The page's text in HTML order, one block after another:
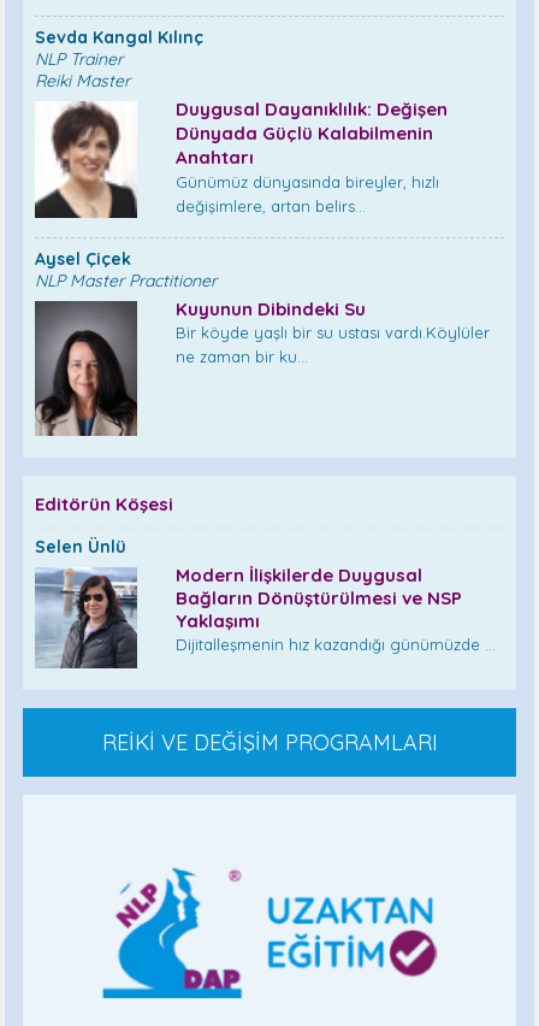
Sevda Kangal Kılınç
NLP Trainer
Reiki Master
Duygusal Dayanıklılık: Değişen
Dünyada Güçlü Kalabilmenin
Anahtarı
Günümüz dünyasında bireyler, hızlı
değişimlere, artan belirs...
Aysel Çiçek
NLP Master Practitioner
Kuyunun Dibindeki Su
Bir köyde yaşlı bir su ustası vardı.Köylüler
ne zaman bir ku...
Editörün Köşesi
Selen Ünlü
Modern İlişkilerde Duygusal
Bağların Dönüştürülmesi ve NSP
Yaklaşımı
Dijitalleşmenin hız kazandığı günümüzde ...
REİKİ VE DEĞİŞİM PROGRAMLARI